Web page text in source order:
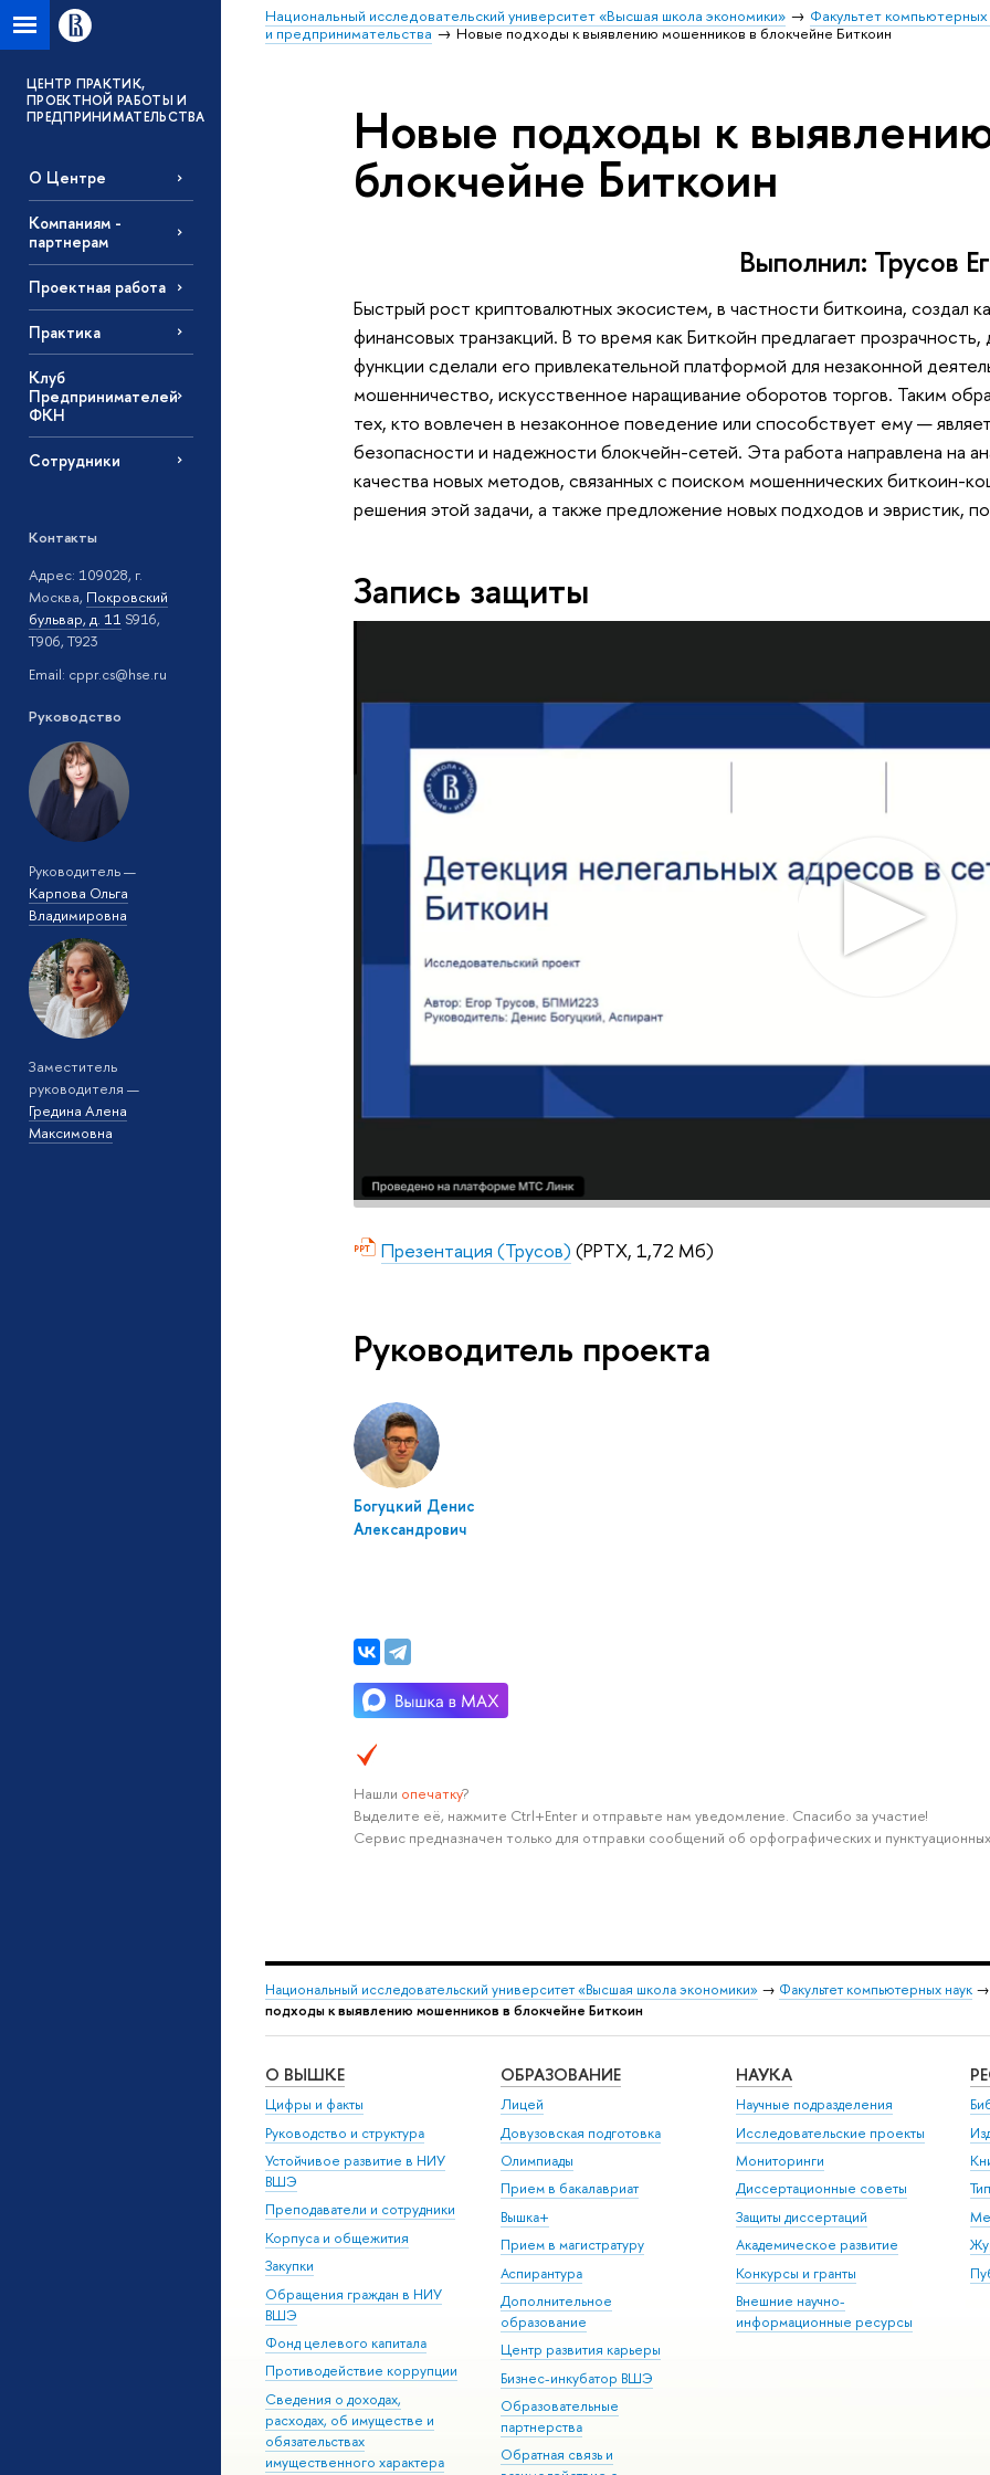
Национальный исследовательский университет «Высшая школа экономики» Факультет компьютерных
и предпринимательства
Новые подходы к выявлению мошенников в блокчейне Биткоин
ЦЕНТР ПРАКТИК,
ПРОЕКТНОЙ РАБОТЫ И
ПРЕДПРИНИМАТЕЛЬСТВА
О Центре
Компаниям -
партнерам
Проектная работа
Практика
Клуб
Предпринимателей
ФКН
Сотрудники
Контакты
Адрес: 109028, г.
Москва, Покровский
бульвар, д. 11 S916,
T906, T923
Email: cppr.cs@hse.ru
Руководство
Руководитель —
Карпова Ольга
Владимировна
Заместитель
руководителя —
Гредина Алена
Максимовна
Новые подходы к
блокчейне Биткоин
Выполнил: Трусов
Быстрый рост криптовалютных экосистем, в частности биткоина, создал
финансовых транзакций. В то время как Биткойн предлагает
функции сделали его привлекательной платформой для незаконной
мошенничество, искусственное наращивание оборотов торгов. Таким
тех, кто вовлечен в незаконное поведение или способствует ему —
безопасности и надежности блокчейн-сетей. Эта работа направлена на
качества новых методов, связанных с поиском мошеннических биткоин-
решения этой задачи, а также предложение новых подходов и эвристик,
Запись защиты
Презентация (Трусов) (PPTX, 1,72 Мб)
Руководитель проекта
Богуцкий Денис
Александрович
Нашли опечатку?
Выделите её, нажмите Ctrl+Enter и отправьте нам уведомление. Спасибо за участие!
Сервис предназначен только для отправки сообщений об орфографических и
Национальный исследовательский университет «Высшая школа экономики» → Факультет компьютерных наук →
подходы к выявлению мошенников в блокчейне Биткоин
О ВЫШКЕ
Цифры и факты
Руководство и структура
Устойчивое развитие в НИУ
ВШЭ
Преподаватели и сотрудники
Корпуса и общежития
Закупки
Обращения граждан в НИУ
ВШЭ
Фонд целевого капитала
Противодействие коррупции
Сведения о доходах,
расходах, об имуществе и
обязательствах
имущественного характера
ОБРАЗОВАНИЕ
Лицей
Довузовская подготовка
Олимпиады
Прием в бакалавриат
Вышка+
Прием в магистратуру
Аспирантура
Дополнительное
образование
Центр развития карьеры
Бизнес-инкубатор ВШЭ
Образовательные
партнерства
Обратная связь и
НАУКА
Научные подразделения
Исследовательские проекты
Мониторинги
Диссертационные советы
Защиты диссертаций
Академическое развитие
Конкурсы и гранты
Внешние научно-
информационные ресурсы